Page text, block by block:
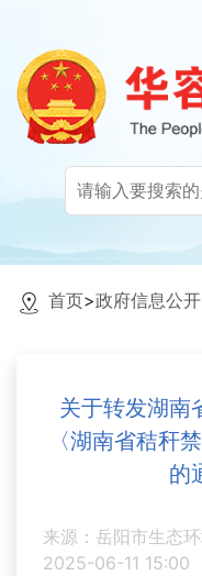
首页>政府信息公开
关于转发湖南
〈湖南省秸秆
的
来源：岳阳市生态
2025-06-11 15:00